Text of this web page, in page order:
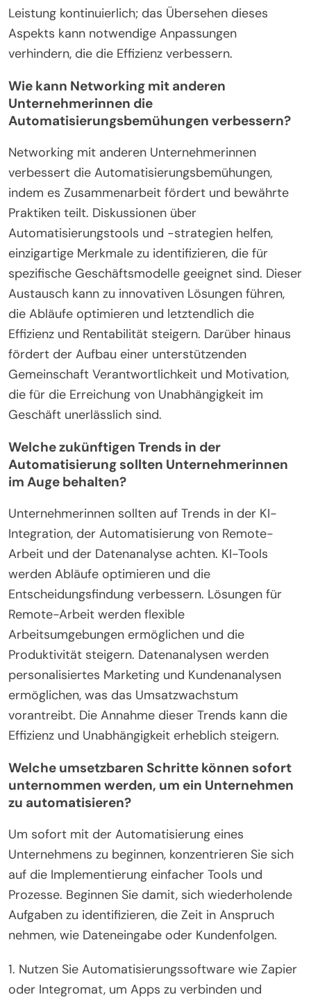
Leistung kontinuierlich; das Übersehen dieses
Aspekts kann notwendige Anpassungen
verhindern, die die Effizienz verbessern.
Wie kann Networking mit anderen
Unternehmerinnen die
Automatisierungsbemühungen verbessern?
Networking mit anderen Unternehmerinnen
verbessert die Automatisierungsbemühungen,
indem es Zusammenarbeit fördert und bewährte
Praktiken teilt. Diskussionen über
Automatisierungstools und -strategien helfen,
einzigartige Merkmale zu identifizieren, die für
spezifische Geschäftsmodelle geeignet sind. Dieser
Austausch kann zu innovativen Lösungen führen,
die Abläufe optimieren und letztendlich die
Effizienz und Rentabilität steigern. Darüber hinaus
fördert der Aufbau einer unterstützenden
Gemeinschaft Verantwortlichkeit und Motivation,
die für die Erreichung von Unabhängigkeit im
Geschäft unerlässlich sind.
Welche zukünftigen Trends in der
Automatisierung sollten Unternehmerinnen
im Auge behalten?
Unternehmerinnen sollten auf Trends in der KI-
Integration, der Automatisierung von Remote-
Arbeit und der Datenanalyse achten. KI-Tools
werden Abläufe optimieren und die
Entscheidungsfindung verbessern. Lösungen für
Remote-Arbeit werden flexible
Arbeitsumgebungen ermöglichen und die
Produktivität steigern. Datenanalysen werden
personalisiertes Marketing und Kundenanalysen
ermöglichen, was das Umsatzwachstum
vorantreibt. Die Annahme dieser Trends kann die
Effizienz und Unabhängigkeit erheblich steigern.
Welche umsetzbaren Schritte können sofort
unternommen werden, um ein Unternehmen
zu automatisieren?
Um sofort mit der Automatisierung eines
Unternehmens zu beginnen, konzentrieren Sie sich
auf die Implementierung einfacher Tools und
Prozesse. Beginnen Sie damit, sich wiederholende
Aufgaben zu identifizieren, die Zeit in Anspruch
nehmen, wie Dateneingabe oder Kundenfolgen.
1. Nutzen Sie Automatisierungssoftware wie Zapier
oder Integromat, um Apps zu verbinden und